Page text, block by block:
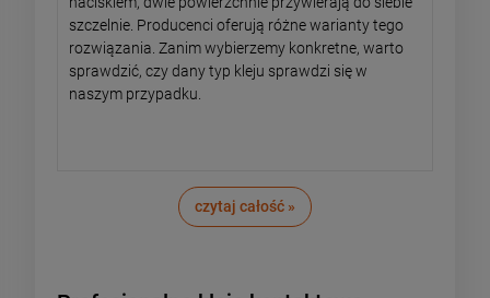
szczelnie. Producenci oferują różne warianty tego
rozwiązania. Zanim wybierzemy konkretne, warto
sprawdzić, czy dany typ kleju sprawdzi się w
naszym przypadku.
czytaj całość »